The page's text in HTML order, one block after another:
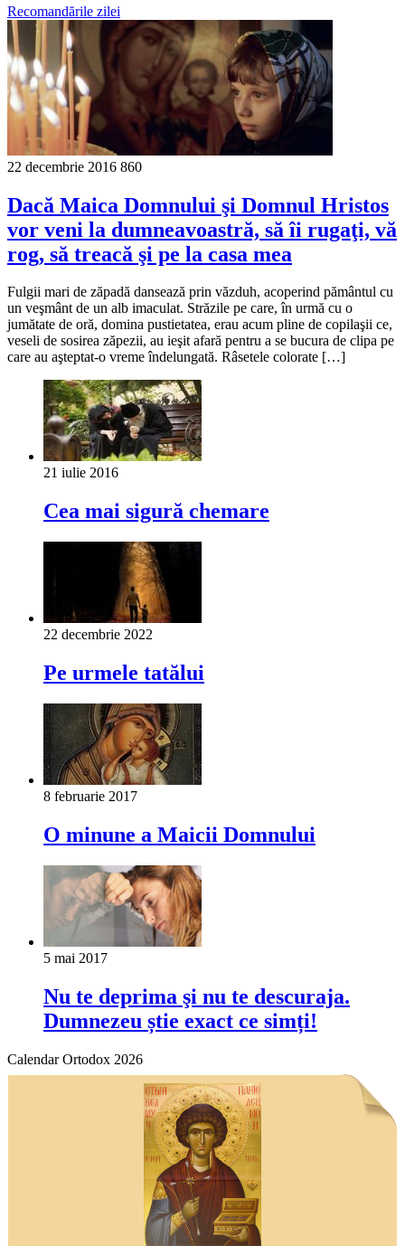
Recomandările zilei
22 decembrie 2016 860
Dacă Maica Domnului şi Domnul Hristos
vor veni la dumneavoastră, să îi rugaţi, vă
rog, să treacă şi pe la casa mea
Fulgii mari de zăpadă dansează prin văzduh, acoperind pământul cu
un veşmânt de un alb imaculat. Străzile pe care, în urmă cu o
jumătate de oră, domina pustietatea, erau acum pline de copilaşii ce,
veseli de sosirea zăpezii, au ieşit afară pentru a se bucura de clipa pe
care au aşteptat-o vreme îndelungată. Râsetele colorate […]
21 iulie 2016
Cea mai sigură chemare
22 decembrie 2022
Pe urmele tatălui
8 februarie 2017
O minune a Maicii Domnului
5 mai 2017
Nu te deprima şi nu te descuraja.
Dumnezeu știe exact ce simți!
Calendar Ortodox 2026